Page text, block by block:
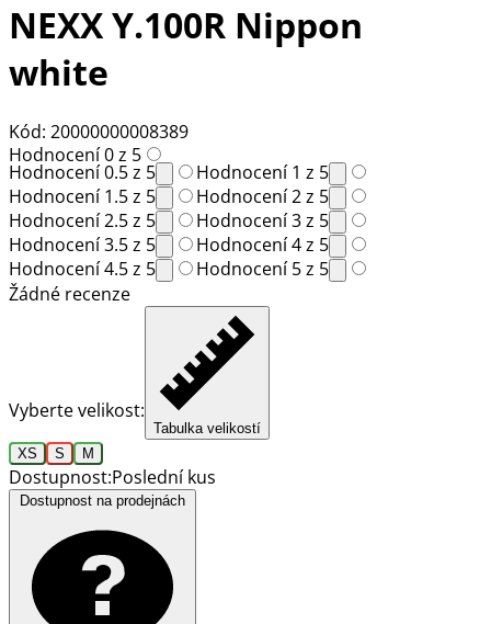
NEXX Y.100R Nippon
white
Kód: 20000000008389
Hodnocení 0 z 5
Hodnocení 0.5 z 5
Hodnocení 1 z 5
Hodnocení 1.5 z 5
Hodnocení 2 z 5
Hodnocení 2.5 z 5
Hodnocení 3 z 5
Hodnocení 3.5 z 5
Hodnocení 4 z 5
Hodnocení 4.5 z 5
Hodnocení 5 z 5
Žádné recenze
Vyberte velikost:
Tabulka velikostí
XS
S M
Dostupnost:Poslední kus